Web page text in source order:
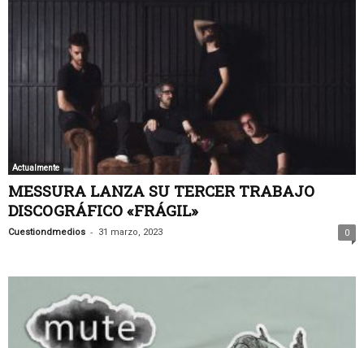
Actualmente
MESSURA LANZA SU TERCER TRABAJO
DISCOGRÁFICO «FRÁGIL»
Cuestiondmedios - 31 marzo, 2023 0